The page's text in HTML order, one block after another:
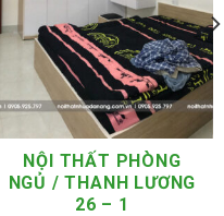
NỘI THẤT PHÒNG
NGỦ / THANH LƯƠNG
26 – 1